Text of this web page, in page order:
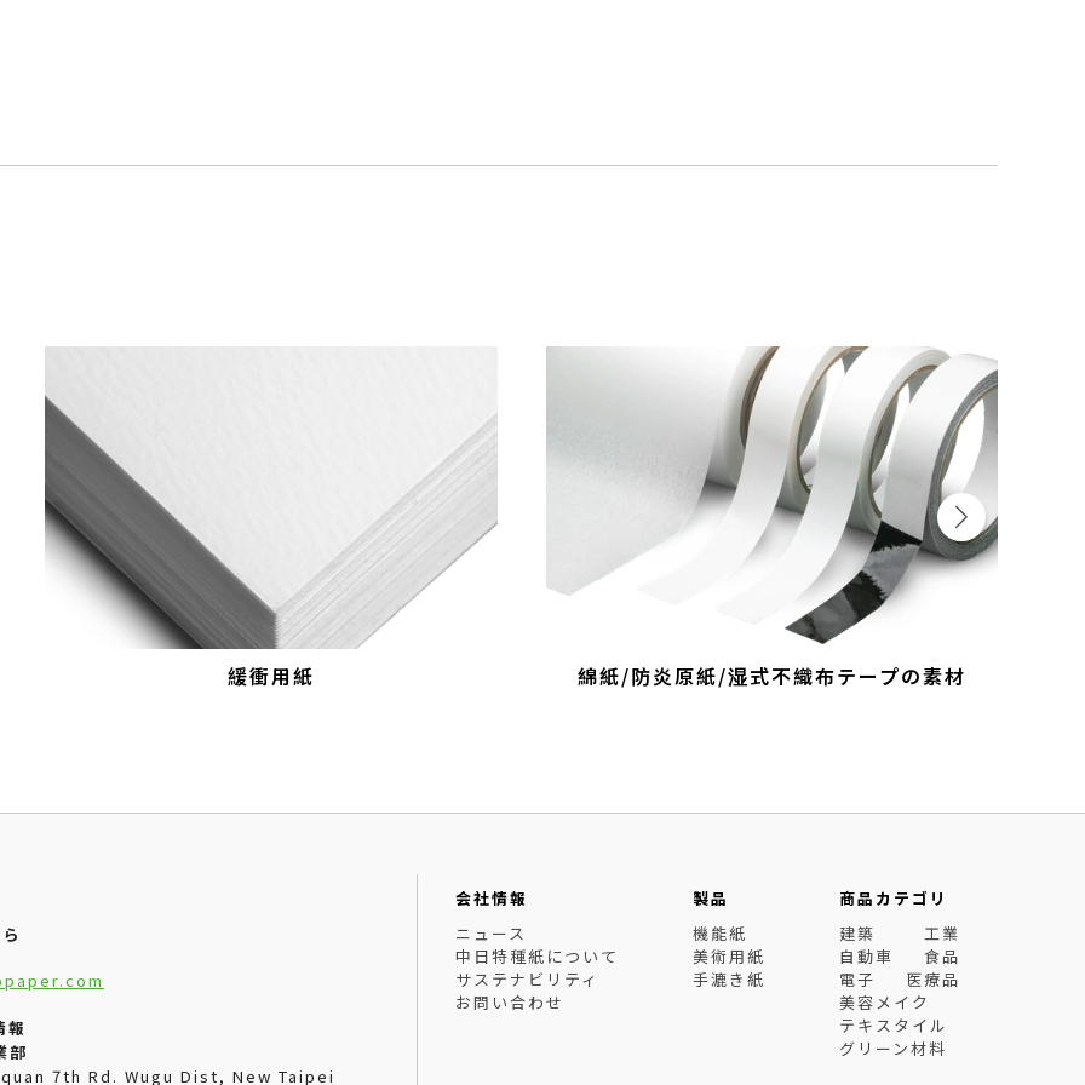
緩衝用紙 綿紙/防炎原紙/湿式不織布テープの素材
報
部
7th Rd. Wugu Dist, New Taipei
会社情報
ニュース
中日特種紙について
サステナビリティ
お問い合わせ
製品
機能紙
美術用紙
手漉き紙
商品カテゴリ
建築
工業
自動車
食品
電子
医療品
美容メイク
テキスタイル
グリーン材料